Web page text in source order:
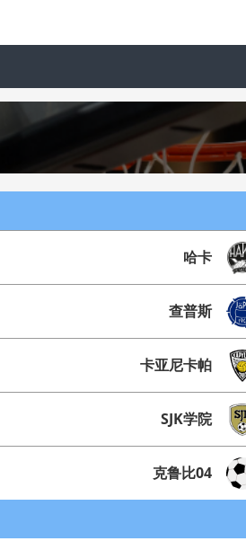
哈卡
查普斯
卡亚尼卡帕
SJK学院
克鲁比04